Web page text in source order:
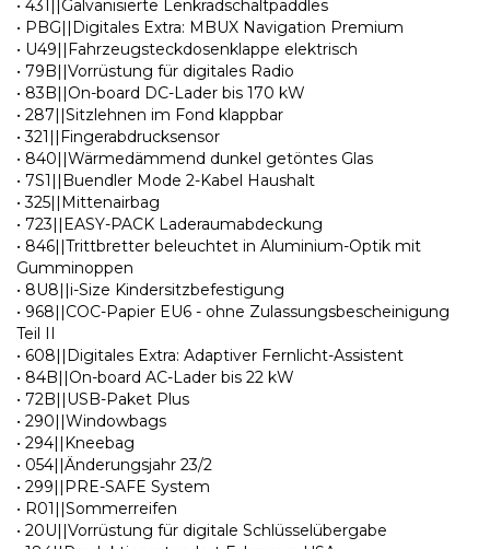
• 431||Galvanisierte Lenkradschaltpaddles
• PBG||Digitales Extra: MBUX Navigation Premium
• U49||Fahrzeugsteckdosenklappe elektrisch
• 79B||Vorrüstung für digitales Radio
• 83B||On-board DC-Lader bis 170 kW
• 287||Sitzlehnen im Fond klappbar
• 321||Fingerabdrucksensor
• 840||Wärmedämmend dunkel getöntes Glas
• 7S1||Buendler Mode 2-Kabel Haushalt
• 325||Mittenairbag
• 723||EASY-PACK Laderaumabdeckung
• 846||Trittbretter beleuchtet in Aluminium-Optik mit
Gumminoppen
• 8U8||i-Size Kindersitzbefestigung
• 968||COC-Papier EU6 - ohne Zulassungsbescheinigung
Teil II
• 608||Digitales Extra: Adaptiver Fernlicht-Assistent
• 84B||On-board AC-Lader bis 22 kW
• 72B||USB-Paket Plus
• 290||Windowbags
• 294||Kneebag
• 054||Änderungsjahr 23/2
• 299||PRE-SAFE System
• R01||Sommerreifen
• 20U||Vorrüstung für digitale Schlüsselübergabe